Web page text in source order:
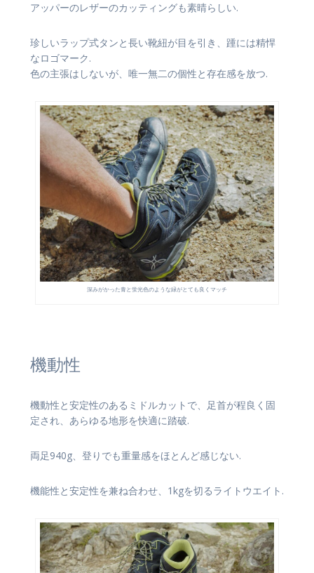
アッパーのレザーのカッティングも素晴らしい.
珍しいラップ式タンと長い靴紐が目を引き、踵には精悍
なロゴマーク.
色の主張はしないが、唯一無二の個性と存在感を放つ.
深みがかった青と蛍光色のような緑がとても良くマッチ
機動性
機動性と安定性のあるミドルカットで、足首が程良く固
定され、あらゆる地形を快適に踏破.
両足940g、登りでも重量感をほとんど感じない.
機能性と安定性を兼ね合わせ、1kgを切るライトウエイト.